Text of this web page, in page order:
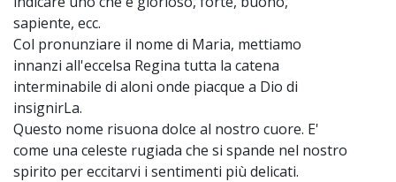
sapiente, ecc.
Col pronunziare il nome di Maria, mettiamo
innanzi all'eccelsa Regina tutta la catena
interminabile di aloni onde piacque a Dio di
insignirLa.
Questo nome risuona dolce al nostro cuore. E'
come una celeste rugiada che si spande nel nostro
spirito per eccitarvi i sentimenti più delicati.